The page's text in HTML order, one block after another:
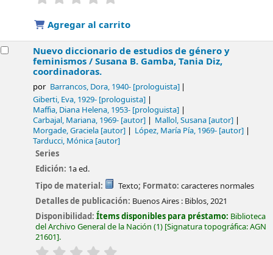
Agregar al carrito
Nuevo diccionario de estudios de género y
feminismos /Susana B. Gamba, Tania Diz,
coordinadoras.
por Barrancos, Dora, 1940-[prologuista]
Giberti, Eva, 1929- [prologuista]
Maffia, Diana Helena, 1953- [prologuista]
Carbajal, Mariana, 1969- [autor] Mallol, Susana [autor]
Morgade, Graciela [autor] López, María Pía, 1969- [autor]
Tarducci, Mónica [autor]
Series
Edición: 1a ed.
Tipo de material:
Texto; Formato: caracteres normales
Detalles de publicación: Buenos Aires : Biblos,2021
Disponibilidad:Ítems disponibles para préstamo: Biblioteca
del Archivo General de la Nación (1) Signatura topográfica:AGN
21601 .
valoración